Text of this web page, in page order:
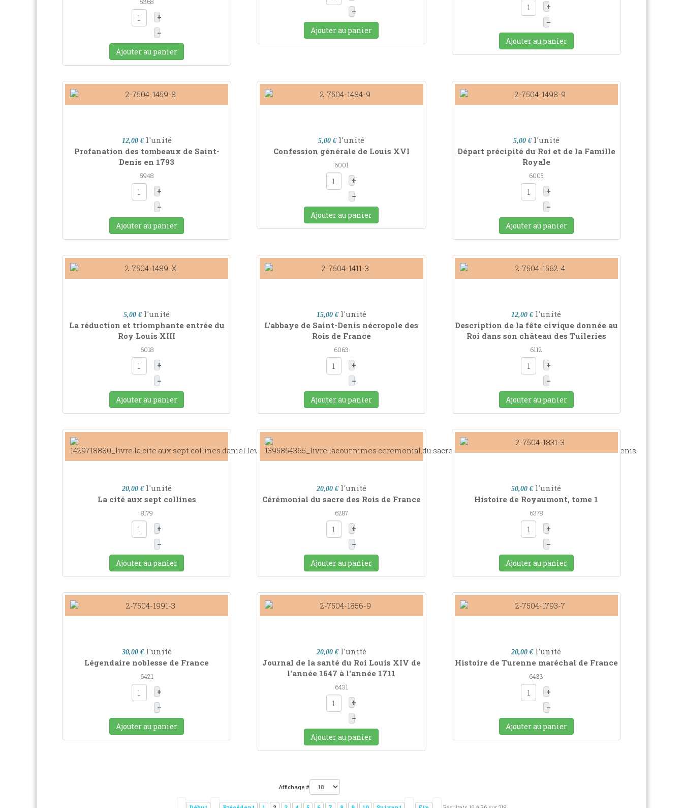
+
–
Ajouter au panier
–
Ajouter au panier
+
–
Ajouter au panier
12,00 € l'unité
Profanation des tombeaux de Saint-
Denis en 1793
5948
+
–
Ajouter au panier
5,00 € l'unité
Confession générale de Louis XVI
6001
+
–
Ajouter au panier
5,00 € l'unité
Départ précipité du Roi et de la Famille
Royale
6005
+
–
Ajouter au panier
5,00 € l'unité
La réduction et triomphante entrée du
Roy Louis XIII
6018
+
–
Ajouter au panier
15,00 € l'unité
L'abbaye de Saint-Denis nécropole des
Rois de France
6063
+
–
Ajouter au panier
12,00 € l'unité
Description de la fête civique donnée au
Roi dans son château des Tuileries
6112
+
–
Ajouter au panier
20,00 € l'unité
La cité aux sept collines
8179
+
–
Ajouter au panier
20,00 € l'unité
Cérémonial du sacre des Rois de France
6287
+
–
Ajouter au panier
50,00 € l'unité
Histoire de Royaumont, tome 1
6378
+
–
Ajouter au panier
30,00 € l'unité
Légendaire noblesse de France
6421
+
–
Ajouter au panier
20,00 € l'unité
Journal de la santé du Roi Louis XIV de
l'année 1647 à l'année 1711
6431
+
–
Ajouter au panier
20,00 € l'unité
Histoire de Turenne maréchal de France
6433
+
–
Ajouter au panier
Affichage #